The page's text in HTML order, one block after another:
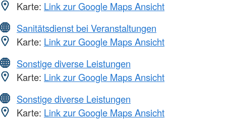
Karte: Link zur Google Maps Ansicht
Sanitätsdienst bei Veranstaltungen
Karte: Link zur Google Maps Ansicht
Sonstige diverse Leistungen
Karte: Link zur Google Maps Ansicht
Sonstige diverse Leistungen
Karte: Link zur Google Maps Ansicht